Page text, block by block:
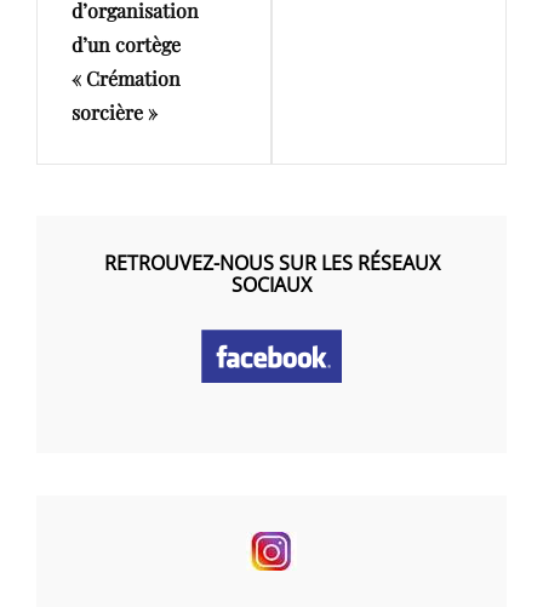
d’organisation
d’un cortège
« Crémation
sorcière »
RETROUVEZ-NOUS SUR LES RÉSEAUX
SOCIAUX